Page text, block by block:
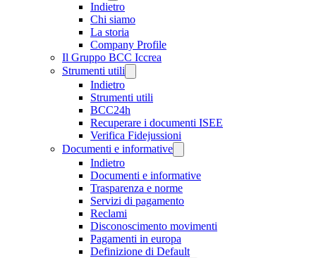
Indietro
Chi siamo
La storia
Company Profile
Il Gruppo BCC Iccrea
Strumenti utili
Indietro
Strumenti utili
BCC24h
Recuperare i documenti ISEE
Verifica Fidejussioni
Documenti e informative
Indietro
Documenti e informative
Trasparenza e norme
Servizi di pagamento
Reclami
Disconoscimento movimenti
Pagamenti in europa
Definizione di Default